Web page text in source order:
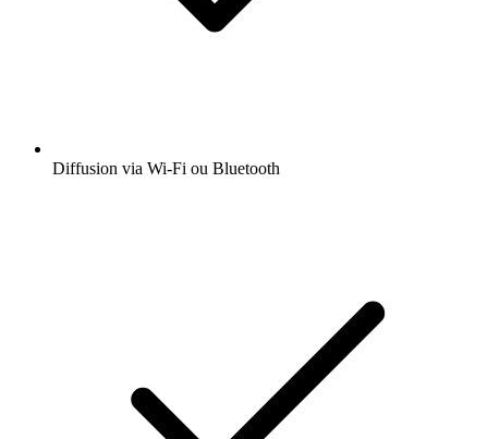
Diffusion via Wi-Fi ou Bluetooth